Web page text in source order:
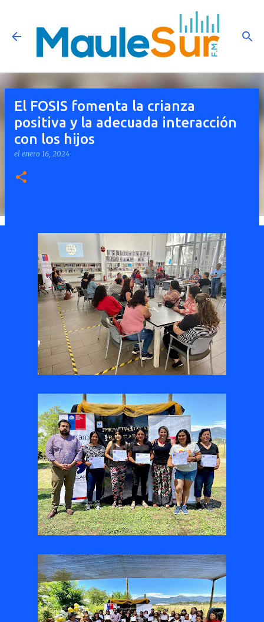
Ir al contenido principal
El FOSIS fomenta la crianza
positiva y la adecuada interacción
con los hijos
el enero 16, 2024